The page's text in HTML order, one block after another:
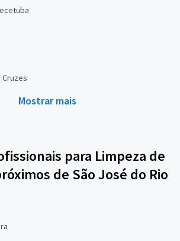
Mostrar mais
para Limpeza de
de São José do Rio